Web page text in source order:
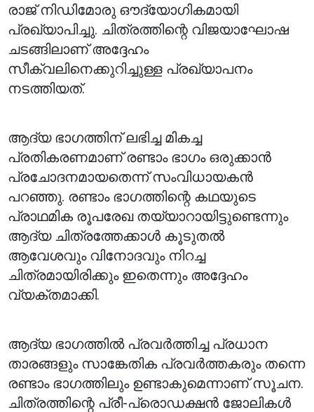
രാജ് നിഡിമോരു ഔദ്യോഗികമായി
പ്രഖ്യാപിച്ചു. ചിത്രത്തിന്റെ വിജയാഘോഷ
ചടങ്ങിലാണ് അദ്ദേഹം
സീക്വലിനെക്കുറിച്ചുള്ള പ്രഖ്യാപനം
നടത്തിയത്.
ആദ്യ ഭാഗത്തിന് ലഭിച്ച മികച്ച
പ്രതികരണമാണ് രണ്ടാം ഭാഗം ഒരുക്കാൻ
പ്രചോദനമായതെന്ന് സംവിധായകൻ
പറഞ്ഞു. രണ്ടാം ഭാഗത്തിന്റെ കഥയുടെ
പ്രാഥമിക രൂപരേഖ തയ്യാറായിട്ടുണ്ടെന്നും
ആദ്യ ചിത്രത്തേക്കാൾ കൂടുതൽ
ആവേശവും വിനോദവും നിറച്ച
ചിത്രമായിരിക്കും ഇതെന്നും അദ്ദേഹം
വ്യക്തമാക്കി.
ആദ്യ ഭാഗത്തിൽ പ്രവർത്തിച്ച പ്രധാന
താരങ്ങളും സാങ്കേതിക പ്രവർത്തകരും തന്നെ
രണ്ടാം ഭാഗത്തിലും ഉണ്ടാകുമെന്നാണ് സൂചന.
ചിത്രത്തിന്റെ പ്രീ-പ്രൊഡക്ഷൻ ജോലികൾ